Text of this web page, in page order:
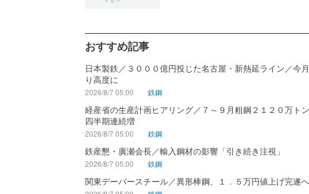
おすすめ記事
日本製鉄／３０００億円投じた名古屋・新熱延ライン／今
り高度に
2026/8/7 05:00 鉄鋼
経産省の生産計画ヒアリング／７～９月粗鋼２１２０万ト
四半期連続増
2026/8/7 05:00 鉄鋼
鉄産懇・廣瀬会長／輸入鋼材の影響「引き続き注視」
2026/8/7 05:00 鉄鋼
関東デーバースチール／異形棒鋼、１．５万円値上げ完遂